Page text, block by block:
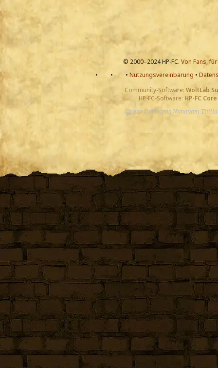
© 2000–2024 HP-FC. Von Fans,
•
• • Nutzungsvereinbarung •
Community-Software: WoltLab
HP-FC-Software: HP-FC Core
Draco Dormiens Nunquam